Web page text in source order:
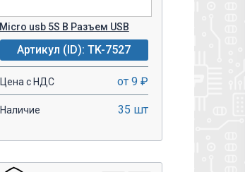
Micro usb 5S B Разъем USB
Артикул (ID): TK-7527
Цена с НДС от 9 ₽
Наличие 35 шт